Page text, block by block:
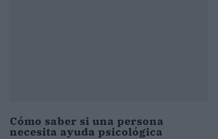
Cómo saber si una persona
necesita ayuda psicológica